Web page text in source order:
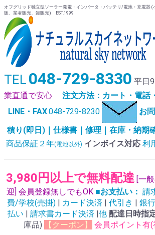
オフグリッド独立型ソーラー発電・インバータ・バッテリ/電池・充電器 (
販、業者販売、卸販売) EST.1999
TEL 048-729-8330 平日
業直通で安心
注文方法：カート・電話
LINE・FAX:048-729-8230
お
積り(即日)｜仕様書｜修理｜在庫・納期
商品保証２年(電池以外) インボイス対応 利
3,980円以上で無料配達 [一
迎] 会員登録無しでもOK ■お支払い： 請
費/学校(売掛) | カード決済 | 代引き | 銀
払い | 請求書カード決済 |他 配達日時指
庫品)
【クーポン】 会員ポイント有